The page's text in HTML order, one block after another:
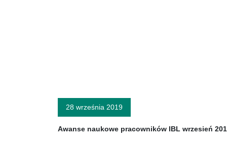
28 września 2019
Awanse naukowe pracowników IBL wrzesień